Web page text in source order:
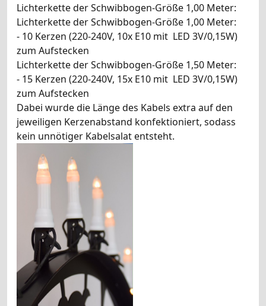
Lichterkette der Schwibbogen-Größe 1,00 Meter:
Lichterkette der Schwibbogen-Größe 1,00 Meter:
- 10 Kerzen (220-240V, 10x E10 mit LED 3V/0,15W)
zum Aufstecken
Lichterkette der Schwibbogen-Größe 1,50 Meter:
- 15 Kerzen (220-240V, 15x E10 mit LED 3V/0,15W)
zum Aufstecken
Dabei wurde die Länge des Kabels extra auf den
jeweiligen Kerzenabstand konfektioniert, sodass
kein unnötiger Kabelsalat entsteht.